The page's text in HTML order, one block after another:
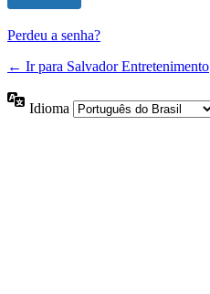
Perdeu a senha?
← Ir para Salvador Entretenimento
Idioma